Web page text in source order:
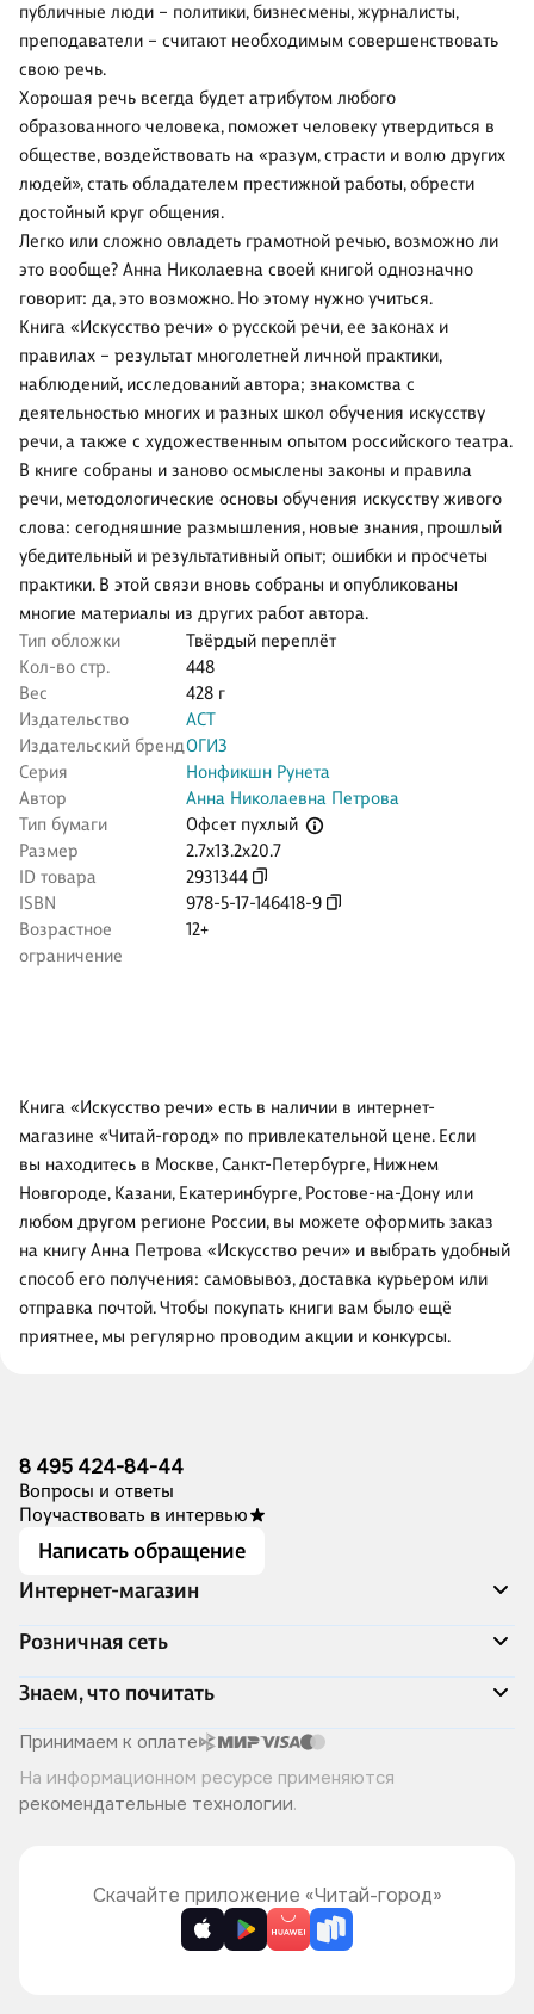
публичные люди – политики, бизнесмены, журналисты,
преподаватели – считают необходимым совершенствовать
свою речь.
Хорошая речь всегда будет атрибутом любого
образованного человека, поможет человеку утвердиться в
обществе, воздействовать на «разум, страсти и волю других
людей», стать обладателем престижной работы, обрести
достойный круг общения.
Легко или сложно овладеть грамотной речью, возможно ли
это вообще? Анна Николаевна своей книгой однозначно
говорит: да, это возможно. Но этому нужно учиться.
Книга «Искусство речи» о русской речи, ее законах и
правилах – результат многолетней личной практики,
наблюдений, исследований автора; знакомства с
деятельностью многих и разных школ обучения искусству
речи, а также с художественным опытом российского театра.
В книге собраны и заново осмыслены законы и правила
речи, методологические основы обучения искусству живого
слова: сегодняшние размышления, новые знания, прошлый
убедительный и результативный опыт; ошибки и просчеты
практики. В этой связи вновь собраны и опубликованы
многие материалы из других работ автора.
Тип обложки
Твёрдый переплёт
Кол-во стр.
448
Вес
428 г
Издательство
АСТ
Издательский брендОГИЗ
Серия
Нонфикшн Рунета
Автор
Анна Николаевна Петрова
Тип бумаги
Офсет пухлый
Размер
2.7x13.2x20.7
ID товара
2931344
ISBN
978-5-17-146418-9
Возрастное
ограничение
12+
Книга «Искусство речи» есть в наличии в интернет-
магазине «Читай-город» по привлекательной цене. Если
вы находитесь в Москве, Санкт-Петербурге, Нижнем
Новгороде, Казани, Екатеринбурге, Ростове-на-Дону или
любом другом регионе России, вы можете оформить заказ
на книгу Анна Петрова «Искусство речи» и выбрать удобный
способ его получения: самовывоз, доставка курьером или
отправка почтой. Чтобы покупать книги вам было ещё
приятнее, мы регулярно проводим акции и конкурсы.
8 495 424-84-44
Вопросы и ответы
Поучаствовать в интервью
Написать обращение
Интернет-магазин
Акции
Доставка и оплата
Программа лояльности
Подарочные сертификаты
Правила продажи
Политика конфиденциальности
Розничная сеть
Адреса магазинов
О компании
Хотите у нас работать?
Знаем, что почитать
Скоро в продаже
Лучшие из лучших
Читай-журнал
Принимаем к оплате
На информационном ресурсе применяются
рекомендательные технологии.
Скачайте приложение «Читай-город»